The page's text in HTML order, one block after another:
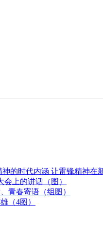
的时代内涵 让雷锋精神在
上的讲话（图）
青春寄语（组图）
（4图）